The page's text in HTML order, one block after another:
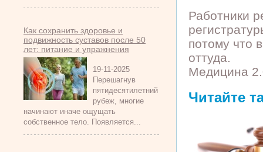
Как сохранить здоровье и
подвижность суставов после 50
лет: питание и упражнения
19-11-2025
Перешагнув
пятидесятилетний
рубеж, многие
начинают иначе ощущать
собственное тело. Появляется...
Работники
потому что
оттуда.
Медицина
Читайте